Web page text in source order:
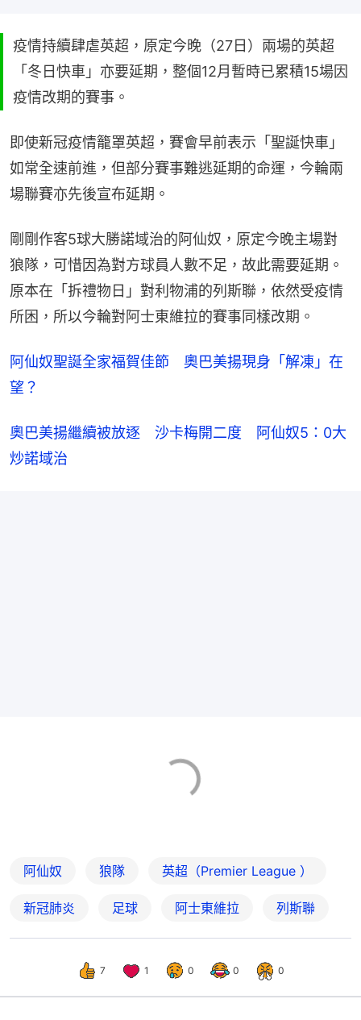
疫情持續肆虐英超，原定今晚（27日）兩場的英超
「冬日快車」亦要延期，整個12月暫時已累積15場因
疫情改期的賽事。
即使新冠疫情籠罩英超，賽會早前表示「聖誕快車」
如常全速前進，但部分賽事難逃延期的命運，今輪兩
場聯賽亦先後宣布延期。
剛剛作客5球大勝諾域治的阿仙奴，原定今晚主場對
狼隊，可惜因為對方球員人數不足，故此需要延期。
原本在「拆禮物日」對利物浦的列斯聯，依然受疫情
所困，所以今輪對阿士東維拉的賽事同樣改期。
阿仙奴聖誕全家福賀佳節　奧巴美揚現身「解凍」在
望？
奧巴美揚繼續被放逐　沙卡梅開二度　阿仙奴5：0大
炒諾域治
阿仙奴 狼隊 英超（Premier League ）
新冠肺炎 足球 阿士東維拉 列斯聯
7 1 0 0 0